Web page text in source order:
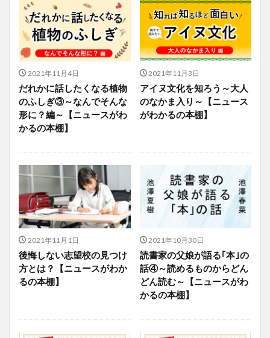
2021年11月4日
だれかに話したくなる植物
のふしぎ③～なんでそんな
形に？編～【ニュースがわ
かるの本棚】
2021年11月3日
アイヌ文化を知ろう～大人
のなかま入り～【ニュース
がわかるの本棚】
2021年11月1日
後悔しない志望校の見つけ
方とは？【ニュースがわか
るの本棚】
2021年10月30日
読書家の父娘が語る｢本｣の
話④～読めるものからどん
どん読む～【ニュースがわ
かるの本棚】